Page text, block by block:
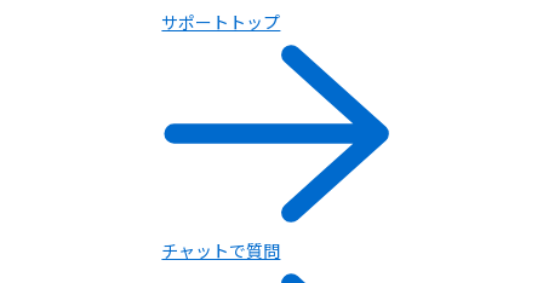
サポートトップ
チャットで質問